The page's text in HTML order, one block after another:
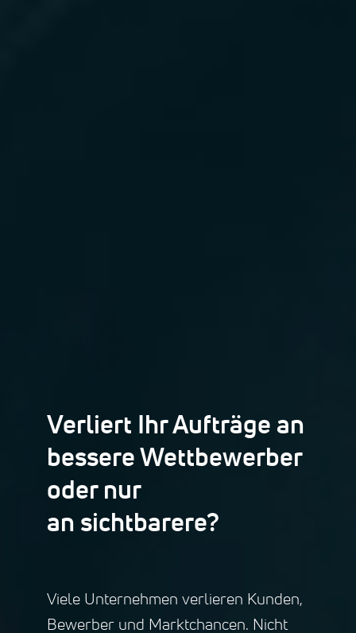
Verliert Ihr Aufträge an
bessere Wettbewerber
oder nur
an sichtbarere?
Viele Unternehmen verlieren Kunden,
Bewerber und Marktchancen. Nicht